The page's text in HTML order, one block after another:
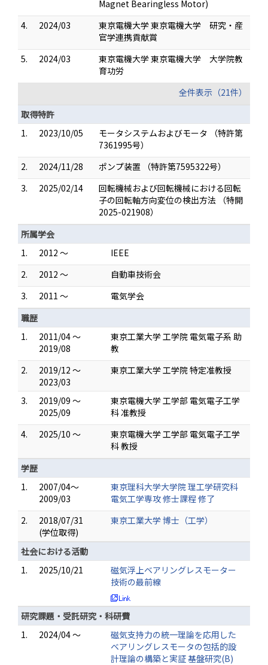
Magnet Bearingless Motor)
4.
2024/03
東京電機大学 東京電機大学 研究・産
官学連携貢献賞
5.
2024/03
東京電機大学 東京電機大学 大学院教
育功労
全件表示（21件）
取得特許
1.
2023/10/05
モータシステムおよびモータ （特許第
7361995号）
2.
2024/11/28
ポンプ装置 （特許第7595322号）
3.
2025/02/14
回転機械および回転機械における回転
子の回転軸方向変位の検出方法 （特開
2025-021908）
所属学会
1.
2012 ～
IEEE
2.
2012 ～
自動車技術会
3.
2011 ～
電気学会
職歴
1.
2011/04 ～
2019/08
東京工業大学 工学院 電気電子系 助
教
2.
2019/12 ～
2023/03
東京工業大学 工学院 特定准教授
3.
2019/09 ～
2025/09
東京電機大学 工学部 電気電子工学
科 准教授
4.
2025/10 ～
東京電機大学 工学部 電気電子工学
科 教授
学歴
1.
2007/04～
2009/03
東京理科大学大学院 理工学研究科
電気工学専攻 修士課程 修了
2.
2018/07/31
(学位取得)
東京工業大学 博士（工学）
社会における活動
1.
2025/10/21
磁気浮上ベアリングレスモーター
技術の最前線
研究課題・受託研究・科研費
1.
2024/04 ～
磁気支持力の統一理論を応用した
ベアリングレスモータの包括的設
計理論の構築と実証 基盤研究(B)